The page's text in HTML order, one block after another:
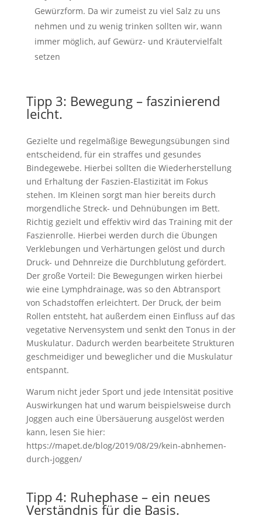
Gewürzform. Da wir zumeist zu viel Salz zu uns
nehmen und zu wenig trinken sollten wir, wann
immer möglich, auf Gewürz- und Kräutervielfalt
setzen
Tipp 3: Bewegung – faszinierend
leicht.
Gezielte und regelmäßige Bewegungsübungen sind
entscheidend, für ein straffes und gesundes
Bindegewebe. Hierbei sollten die Wiederherstellung
und Erhaltung der Faszien-Elastizität im Fokus
stehen. Im Kleinen sorgt man hier bereits durch
morgendliche Streck- und Dehnübungen im Bett.
Richtig gezielt und effektiv wird das Training mit der
Faszienrolle. Hierbei werden durch die Übungen
Verklebungen und Verhärtungen gelöst und durch
Druck- und Dehnreize die Durchblutung gefördert.
Der große Vorteil: Die Bewegungen wirken hierbei
wie eine Lymphdrainage, was so den Abtransport
von Schadstoffen erleichtert. Der Druck, der beim
Rollen entsteht, hat außerdem einen Einfluss auf das
vegetative Nervensystem und senkt den Tonus in der
Muskulatur. Dadurch werden bearbeitete Strukturen
geschmeidiger und beweglicher und die Muskulatur
entspannt.
Warum nicht jeder Sport und jede Intensität positive
Auswirkungen hat und warum beispielsweise durch
Joggen auch eine Übersäuerung ausgelöst werden
kann, lesen Sie hier:
https://mapet.de/blog/2019/08/29/kein-abnhemen-
durch-joggen/
Tipp 4: Ruhephase – ein neues
Verständnis für die Basis.